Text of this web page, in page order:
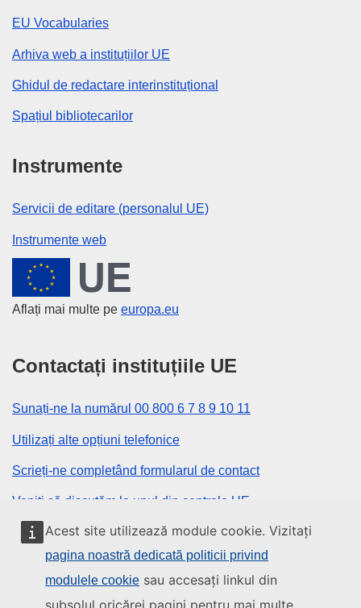
Acest site utilizează module cookie. Vizitați
pagina noastră dedicată politicii privind
modulele cookie sau accesați linkul din
subsolul oricărei pagini pentru mai multe
EU Vocabularies
Arhiva web a instituțiilor UE
Ghidul de redactare interinstituțional
Spațiul bibliotecarilor
Instrumente
Servicii de editare (personalul UE)
Instrumente web
Uniunea Europeană
Aflați mai multe pe europa.eu
Contactați instituțiile UE
Sunați-ne la numărul 00 800 6 7 8 9 10 11
Utilizați alte opțiuni telefonice
Scrieți-ne completând formularul de contact
Veniți să discutăm la unul din centrele UE
Rețele sociale